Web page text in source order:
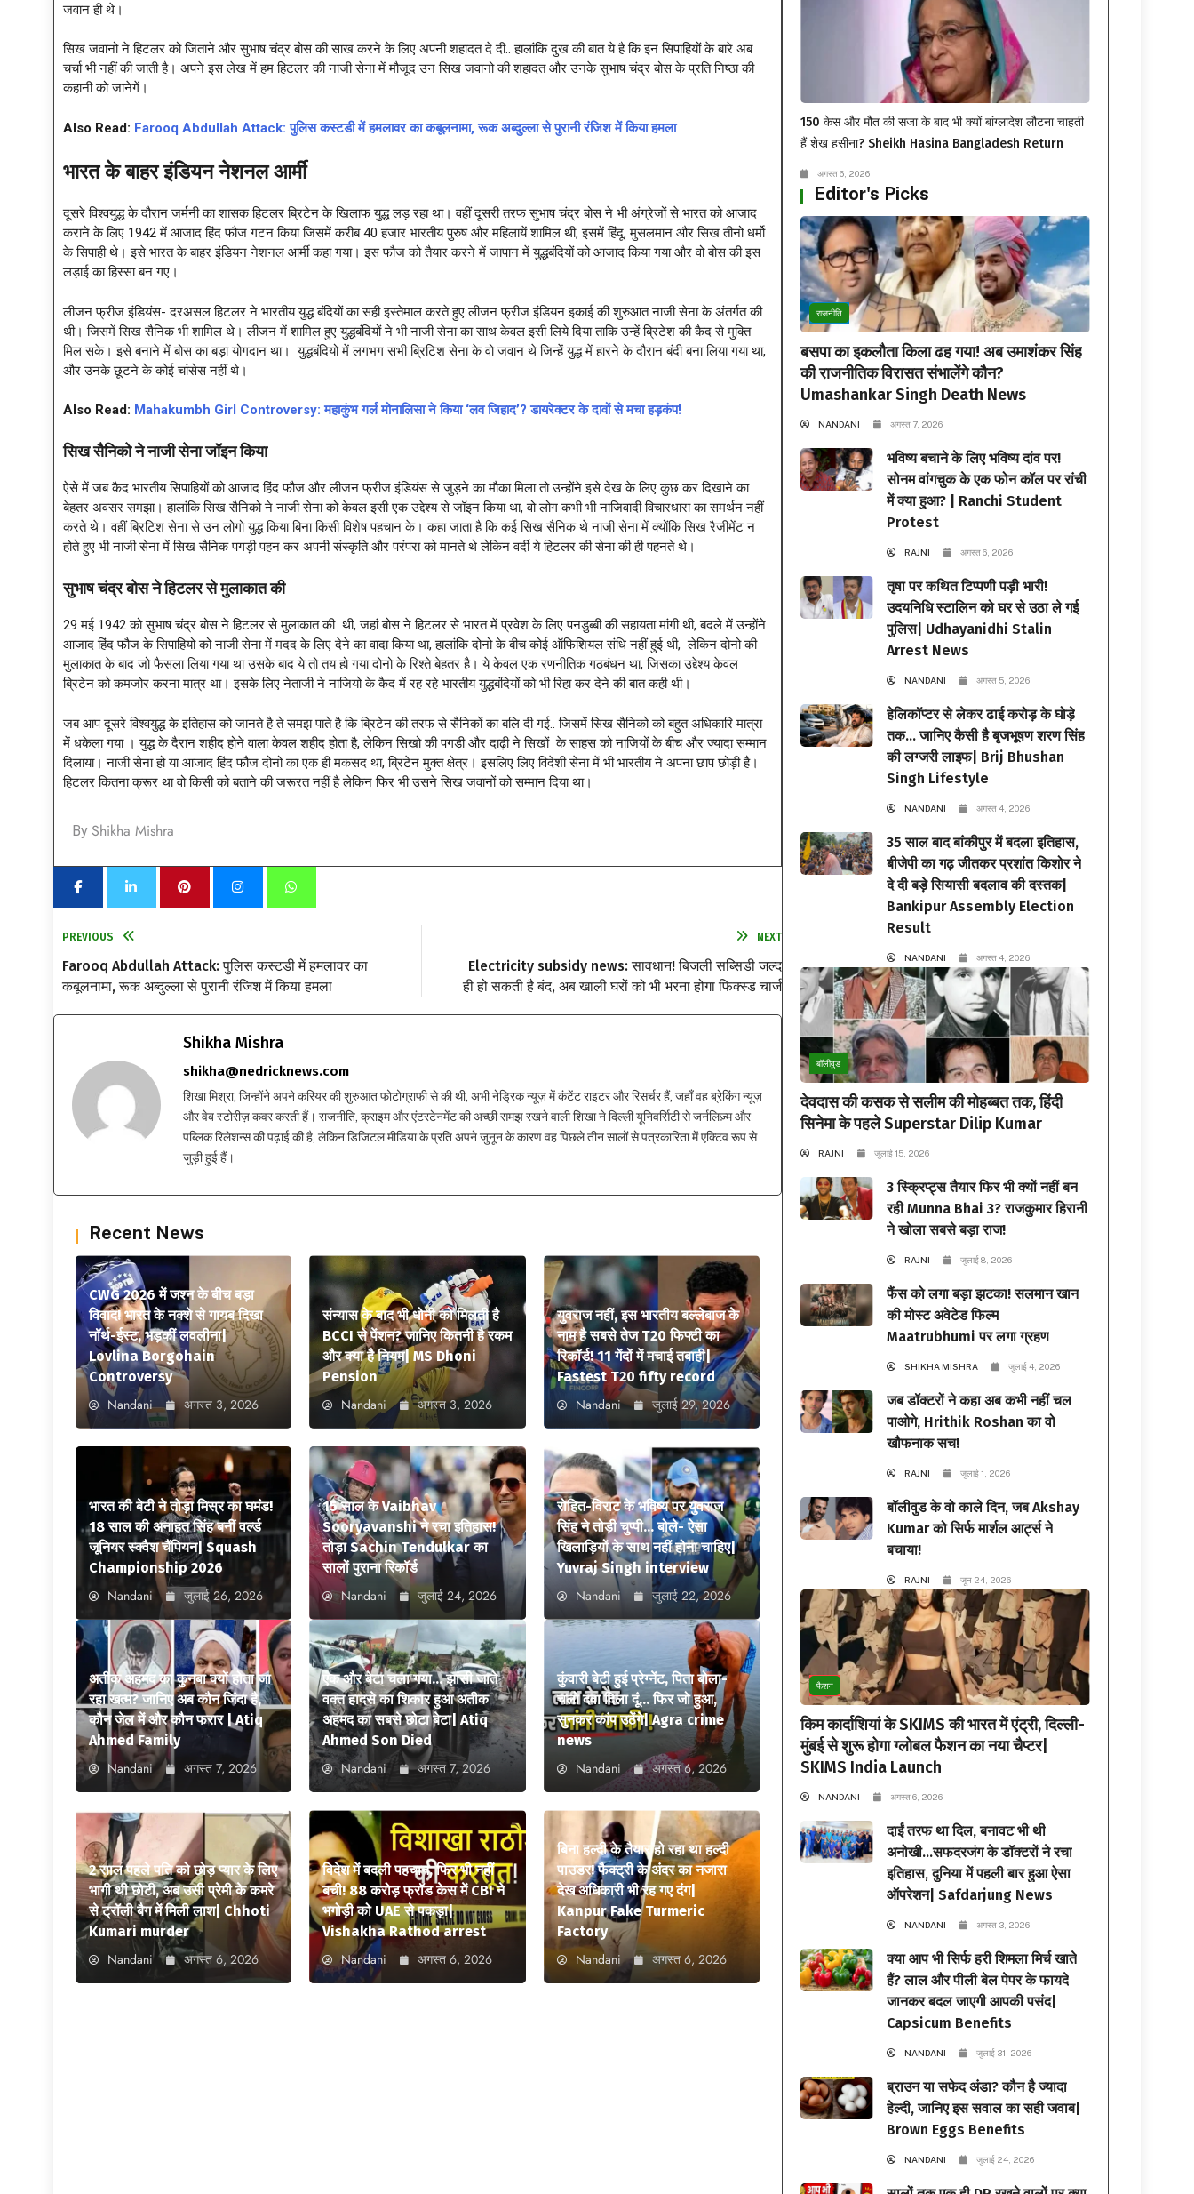
जवान ही थे।
सिख जवानो ने हिटलर को जिताने और सुभाष चंद्र बोस की साख करने के लिए अपनी शहादत दे दी.. हालांकि दुख की बात ये है कि इन सिपाहियों के बारे अब
चर्चा भी नहीं की जाती है। अपने इस लेख में हम हिटलर की नाजी सेना में मौजूद उन सिख जवानो की शहादत और उनके सुभाष चंद्र बोस के प्रति निष्ठा की
कहानी को जानेगें।
Also Read: Farooq Abdullah Attack: पुलिस कस्टडी में हमलावर का कबूलनामा, रूक अब्दुल्ला से पुरानी रंजिश में किया हमला
भारत के बाहर इंडियन नेशनल आर्मी
दूसरे विश्वयुद्ध के दौरान जर्मनी का शासक हिटलर ब्रिटेन के खिलाफ युद्ध लड़ रहा था। वहीं दूसरी तरफ सुभाष चंद्र बोस ने भी अंग्रेजों से भारत को आजाद
कराने के लिए 1942 में आजाद हिंद फौज गटन किया जिसमें करीब 40 हजार भारतीय पुरुष और महिलायें शामिल थी, इसमें हिंदू, मुसलमान और सिख तीनो धर्मो
के सिपाही थे। इसे भारत के बाहर इंडियन नेशनल आर्मी कहा गया। इस फौज को तैयार करने में जापान में युद्धबंदियों को आजाद किया गया और वो बोस की इस
लड़ाई का हिस्सा बन गए।
लीजन फ्रीज इंडियंस- दरअसल हिटलर ने भारतीय युद्ध बंदियों का सही इस्तेमाल करते हुए लीजन फ्रीज इंडियन इकाई की शुरुआत नाजी सेना के अंतर्गत की
थी। जिसमें सिख सैनिक भी शामिल थे। लीजन में शामिल हुए युद्धबंदियों ने भी नाजी सेना का साथ केवल इसी लिये दिया ताकि उन्हें ब्रिटेश की कैद से मुक्ति
मिल सके। इसे बनाने में बोस का बड़ा योगदान था। युद्धबंदियो में लगभग सभी ब्रिटिश सेना के वो जवान थे जिन्हें युद्ध में हारने के दौरान बंदी बना लिया गया था,
और उनके छूटने के कोई चांसेस नहीं थे।
Also Read: Mahakumbh Girl Controversy: महाकुंभ गर्ल मोनालिसा ने किया ‘लव जिहाद’? डायरेक्टर के दावों से मचा हड़कंप!
सिख सैनिको ने नाजी सेना जॉइन किया
ऐसे में जब कैद भारतीय सिपाहियों को आजाद हिंद फौज और लीजन फ्रीज इंडियंस से जुड़ने का मौका मिला तो उन्होंने इसे देख के लिए कुछ कर दिखाने का
बेहतर अवसर समझा। हालांकि सिख सैनिको ने नाजी सेना को केवल इसी एक उद्देश्य से जॉइन किया था, वो लोग कभी भी नाजिवादी विचारधारा का समर्थन नहीं
करते थे। वहीं ब्रिटिश सेना से उन लोगो युद्ध किया बिना किसी विशेष पहचान के। कहा जाता है कि कई सिख सैनिक थे नाजी सेना में क्योंकि सिख रैजीमेंट न
होते हुए भी नाजी सेना में सिख सैनिक पगड़ी पहन कर अपनी संस्कृति और परंपरा को मानते थे लेकिन वर्दी ये हिटलर की सेना की ही पहनते थे।
सुभाष चंद्र बोस ने हिटलर से मुलाकात की
29 मई 1942 को सुभाष चंद्र बोस ने हिटलर से मुलाकात की थी, जहां बोस ने हिटलर से भारत में प्रवेश के लिए पऩडुब्बी की सहायता मांगी थी, बदले में उन्होंने
आजाद हिंद फौज के सिपाहियो को नाजी सेना में मदद के लिए देने का वादा किया था, हालांकि दोनो के बीच कोई ऑफिशियल संधि नहीं हुई थी, लेकिन दोनो की
मुलाकात के बाद जो फैसला लिया गया था उसके बाद ये तो तय हो गया दोनो के रिश्ते बेहतर है। ये केवल एक रणनीतिक गठबंधन था, जिसका उद्देश्य केवल
ब्रिटेन को कमजोर करना मात्र था। इसके लिए नेताजी ने नाजियो के कैद में रह रहे भारतीय युद्धबंदियों को भी रिहा कर देने की बात कही थी।
जब आप दूसरे विश्वयुद्ध के इतिहास को जानते है ते समझ पाते है कि ब्रिटेन की तरफ से सैनिकों का बलि दी गई.. जिसमें सिख सैनिको को बहुत अधिकारि मात्रा
में धकेला गया । युद्ध के दैरान शहीद होने वाला केवल शहीद होता है, लेकिन सिखो की पगड़ी और दाढ़ी ने सिखों के साहस को नाजियों के बीच और ज्यादा सम्मान
दिलाया। नाजी सेना हो या आजाद हिंद फौज दोनो का एक ही मकसद था, ब्रिटेन मुक्त क्षेत्र। इसलिए लिए विदेशी सेना में भी भारतीय ने अपना छाप छोड़ी है।
हिटलर कितना क्रूर था वो किसी को बताने की जरूरत नहीं है लेकिन फिर भी उसने सिख जवानों को सम्मान दिया था।
By Shikha Mishra
PREVIOUS
Farooq Abdullah Attack: पुलिस कस्टडी में हमलावर का
कबूलनामा, रूक अब्दुल्ला से पुरानी रंजिश में किया हमला
NEXT
Electricity subsidy news: सावधान! बिजली सब्सिडी जल्द
ही हो सकती है बंद, अब खाली घरों को भी भरना होगा फिक्स्ड चार्ज
Shikha Mishra
shikha@nedricknews.com
शिखा मिश्रा, जिन्होंने अपने करियर की शुरुआत फोटोग्राफी से की थी, अभी नेड्रिक न्यूज़ में कंटेंट राइटर और रिसर्चर हैं, जहाँ वह ब्रेकिंग न्यूज़
और वेब स्टोरीज़ कवर करती हैं। राजनीति, क्राइम और एंटरटेनमेंट की अच्छी समझ रखने वाली शिखा ने दिल्ली यूनिवर्सिटी से जर्नलिज़्म और
पब्लिक रिलेशन्स की पढ़ाई की है, लेकिन डिजिटल मीडिया के प्रति अपने जुनून के कारण वह पिछले तीन सालों से पत्रकारिता में एक्टिव रूप से
जुड़ी हुई हैं।
Recent News
CWG 2026 में जश्न के बीच बड़ा
विवाद! भारत के नक्शे से गायब दिखा
नॉर्थ-ईस्ट, भड़कीं लवलीना|
Lovlina Borgohain
Controversy
Nandani अगस्त 3, 2026
संन्यास के बाद भी धोनी को मिलती है
BCCI से पेंशन? जानिए कितनी है रकम
और क्या है नियम| MS Dhoni
Pension
Nandani अगस्त 3, 2026
युवराज नहीं, इस भारतीय बल्लेबाज के
नाम है सबसे तेज T20 फिफ्टी का
रिकॉर्ड! 11 गेंदों में मचाई तबाही|
Fastest T20 fifty record
Nandani जुलाई 29, 2026
भारत की बेटी ने तोड़ा मिस्र का घमंड!
18 साल की अनाहत सिंह बनीं वर्ल्ड
जूनियर स्क्वैश चैंपियन| Squash
Championship 2026
Nandani जुलाई 26, 2026
15 साल के Vaibhav
Sooryavanshi ने रचा इतिहास!
तोड़ा Sachin Tendulkar का
सालों पुराना रिकॉर्ड
Nandani जुलाई 24, 2026
रोहित-विराट के भविष्य पर युवराज
सिंह ने तोड़ी चुप्पी… बोले- ऐसा
खिलाड़ियों के साथ नहीं होना चाहिए|
Yuvraj Singh interview
Nandani जुलाई 22, 2026
अतीक अहमद का कुनबा क्यों होता जा
रहा खत्म? जानिए अब कौन जिंदा है,
कौन जेल में और कौन फरार | Atiq
Ahmed Family
Nandani अगस्त 7, 2026
एक और बेटा चला गया… झांसी जाते
वक्त हादसे का शिकार हुआ अतीक
अहमद का सबसे छोटा बेटा| Atiq
Ahmed Son Died
Nandani अगस्त 7, 2026
कुंवारी बेटी हुई प्रेग्नेंट, पिता बोला-
चलो दवा दिला दूं… फिर जो हुआ,
सुनकर कांप उठेंगे| Agra crime
news
Nandani अगस्त 6, 2026
2 साल पहले पति को छोड़ प्यार के लिए
भागी थी छोटी, अब उसी प्रेमी के कमरे
से ट्रॉली बैग में मिली लाश| Chhoti
Kumari murder
Nandani अगस्त 6, 2026
विदेश में बदली पहचान, फिर भी नहीं
बची! 88 करोड़ फ्रॉड केस में CBI ने
भगोड़ी को UAE से पकड़ा|
Vishakha Rathod arrest
Nandani अगस्त 6, 2026
बिना हल्दी के तैयार हो रहा था हल्दी
पाउडर! फैक्ट्री के अंदर का नजारा
देख अधिकारी भी रह गए दंग|
Kanpur Fake Turmeric
Factory
Nandani अगस्त 6, 2026
150 केस और मौत की सजा के बाद भी क्यों बांग्लादेश लौटना चाहती
हैं शेख हसीना? Sheikh Hasina Bangladesh Return
अगस्त 6, 2026
Editor's Picks
राजनीति
बसपा का इकलौता किला ढह गया! अब उमाशंकर सिंह
की राजनीतिक विरासत संभालेंगे कौन?
Umashankar Singh Death News
NANDANI अगस्त 7, 2026
भविष्य बचाने के लिए भविष्य दांव पर!
सोनम वांगचुक के एक फोन कॉल पर रांची
में क्या हुआ? | Ranchi Student
Protest
RAJNI अगस्त 6, 2026
तृषा पर कथित टिप्पणी पड़ी भारी!
उदयनिधि स्टालिन को घर से उठा ले गई
पुलिस| Udhayanidhi Stalin
Arrest News
NANDANI अगस्त 5, 2026
हेलिकॉप्टर से लेकर ढाई करोड़ के घोड़े
तक… जानिए कैसी है बृजभूषण शरण सिंह
की लग्जरी लाइफ| Brij Bhushan
Singh Lifestyle
NANDANI अगस्त 4, 2026
35 साल बाद बांकीपुर में बदला इतिहास,
बीजेपी का गढ़ जीतकर प्रशांत किशोर ने
दे दी बड़े सियासी बदलाव की दस्तक|
Bankipur Assembly Election
Result
NANDANI अगस्त 4, 2026
बॉलीवुड
देवदास की कसक से सलीम की मोहब्बत तक, हिंदी
सिनेमा के पहले Superstar Dilip Kumar
RAJNI जुलाई 15, 2026
3 स्क्रिप्ट्स तैयार फिर भी क्यों नहीं बन
रही Munna Bhai 3? राजकुमार हिरानी
ने खोला सबसे बड़ा राज!
RAJNI जुलाई 8, 2026
फैंस को लगा बड़ा झटका! सलमान खान
की मोस्ट अवेटेड फिल्म
Maatrubhumi पर लगा ग्रहण
SHIKHA MISHRA जुलाई 4, 2026
जब डॉक्टरों ने कहा अब कभी नहीं चल
पाओगे, Hrithik Roshan का वो
खौफनाक सच!
RAJNI जुलाई 1, 2026
बॉलीवुड के वो काले दिन, जब Akshay
Kumar को सिर्फ मार्शल आर्ट्स ने
बचाया!
RAJNI जून 24, 2026
फैशन
किम कार्दाशियां के SKIMS की भारत में एंट्री, दिल्ली-
मुंबई से शुरू होगा ग्लोबल फैशन का नया चैप्टर|
SKIMS India Launch
NANDANI अगस्त 6, 2026
दाईं तरफ था दिल, बनावट भी थी
अनोखी…सफदरजंग के डॉक्टरों ने रचा
इतिहास, दुनिया में पहली बार हुआ ऐसा
ऑपरेशन| Safdarjung News
NANDANI अगस्त 3, 2026
क्या आप भी सिर्फ हरी शिमला मिर्च खाते
हैं? लाल और पीली बेल पेपर के फायदे
जानकर बदल जाएगी आपकी पसंद|
Capsicum Benefits
NANDANI जुलाई 31, 2026
ब्राउन या सफेद अंडा? कौन है ज्यादा
हेल्दी, जानिए इस सवाल का सही जवाब|
Brown Eggs Benefits
NANDANI जुलाई 24, 2026